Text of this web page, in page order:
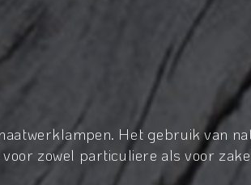
Het gebruik van
zowel particuliere als voor